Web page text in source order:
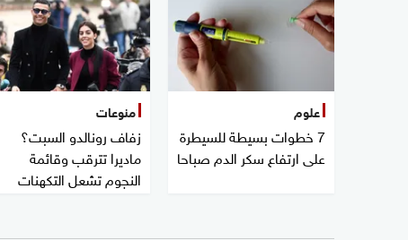
علوم
7 خطوات بسيطة للسيطرة
على ارتفاع سكر الدم صباحا
منوعات
زفاف رونالدو السبت؟
ماديرا تترقب وقائمة
النجوم تشعل التكهنات